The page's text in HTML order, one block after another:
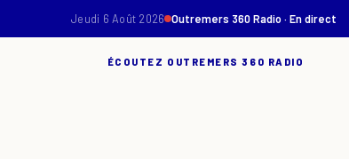
Jeudi 6 Août 2026 Outremers 360 Radio · En direct
ÉCOUTEZ OUTREMERS 360 RADIO